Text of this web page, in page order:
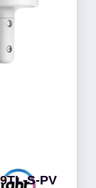
S-PV